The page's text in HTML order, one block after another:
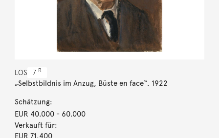
LOS 7 R
„Selbstbildnis im Anzug, Büste en face“. 1922
Schätzung:
EUR 40.000- 60.000
Verkauft für:
EUR 71.400